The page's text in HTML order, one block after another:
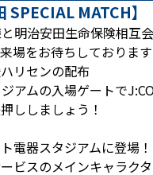
MATCH】
明治安田生命保険相互
場をお待ちしております
リセンの配布
アムの入場ゲートで
ししましょう！
電器スタジアムに登場！
ビスのメインキャラク